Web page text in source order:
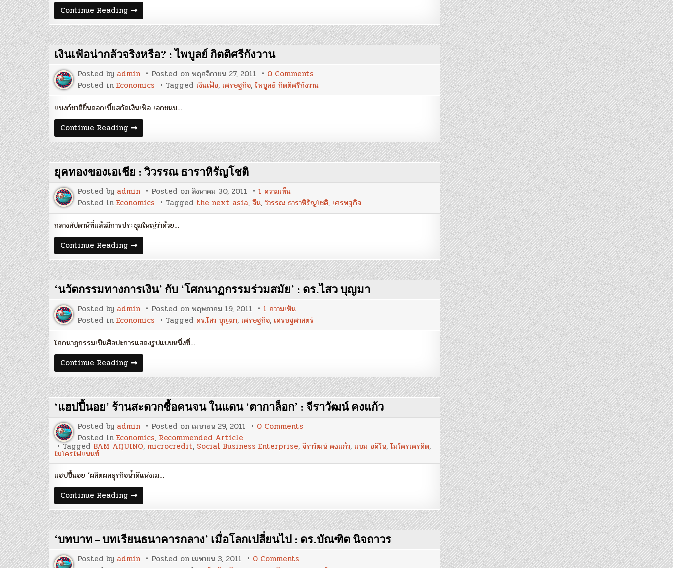
แบ่ง
สัน
เที
ยะ สฤณี
อา
ชวา
นันท
Continue Reading เทคนิค
การ
“ซุก
หนี้”
ของ
รัฐบาล
กรีก
:
สฤณี
อา
ชวา
กุล
เงินเฟ้อน่ากลัวจริงหรือ? : ไพบูลย์ กิตติศรีกังวาน
Posted by admin Posted on พฤศจิกายน 27, 2011 0 Comments
เงินเฟ้อ
น่า
กลัว
ศรี
กังวาน
Posted in Economics Tagged เงินเฟ้อ, เศรษฐกิจ, ไพบูลย์ กิตติศรีกังวาน
แบงก์ชาติขึ้นดอกเบี้ยสกัดเงินเฟ้อ เอกชนบ…
Continue Reading เงินเฟ้อ
น่า
กลัว
จริง
หรือ?
:
ไพบูลย์
กิตติ
ศรี
กังวาน
ยุคทองของเอเชีย : วิวรรณ ธาราหิรัญโชติ
Posted by admin Posted on สิงหาคม 30, 2011 1 ความเห็นบน
ยุค
ทอง
ของ
หิรัญ
โชติ
Posted in Economics Tagged the next asia, จีน, วิวรรณ ธาราหิรัญโชติ, เศรษฐกิจ
กลางสัปดาห์ที่แล้วมีการประชุมใหญ่ว่าด้วย…
Continue Reading ยุค
ทอง
ของ
เอเชีย
:
วิ
วรรณ
ธารา
หิรัญ
โชติ
‘นวัตกรรมทางการเงิน’ กับ ‘โศกนาฏกรรมร่วมสมัย’ : ดร.ไสว บุญมา
Posted by admin Posted on พฤษภาคม 19, 2011 1 ความเห็นบน
‘นวัตกรรม
ทางการ
เงิน’
ดร.ไสว
บุญ
มา
Posted in Economics Tagged ดร.ไสว บุญมา, เศรษฐกิจ, เศรษฐศาสตร์
โศกนาฏกรรมเป็นศิลปะการแสดงรูปแบบหนึ่งซึ่…
Continue Reading ‘นวัตกรรม
ทางการ
เงิน’
กับ
‘โศกนาฏกรรม
ร่วม
สมัย’
:
ดร.ไสว
บุญ
มา
‘แฮปปี้นอย’ ร้านสะดวกซื้อคนจน ในแดน ‘ตากาล็อก’ : จีราวัฒน์ คงแก้ว
Posted by admin Posted on เมษายน 29, 2011 0 Comments
นอย’
ร้าน
ซื้อ
ล็อก’
:
จี
รา
วัฒน์
คง
แก้ว
Posted in Economics, Recommended Article
Tagged BAM AQUINO, microcredit, Social Business Enterprise, จีราวัฒน์ คงแก้ว, แบม อคีโน, ไมโครเครดิต,
ไมโครไฟแนนซ์
แฮปปี้นอย ‘ผลิตผลธุรกิจน้ำดีแห่งเม…
Continue Reading ‘แฮปปี้
นอย’
ร้าน
สะดวก
ซื้อ
คนจน
ใน
แดน
‘ตา
กา
‘บทบาท – บทเรียนธนาคารกลาง’ เมื่อโลกเปลี่ยนไป : ดร.บัณฑิต นิจถาวร
Posted by admin Posted on เมษายน 3, 2011 0 Comments